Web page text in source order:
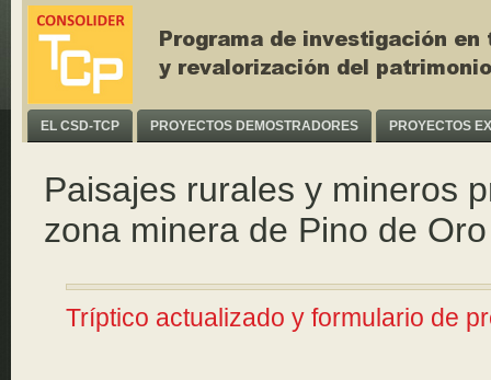
EL CSD-TCP PROYECTOS DEMOSTRADORES PROYECTOS
Paisajes rurales y mineros
zona minera de Pino de
Tríptico actualizado y formulario de